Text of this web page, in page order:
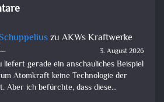
zu AKWs Kraftwerke
3. August 2026
liefert gerade ein anschauliches Beispiel
Atomkraft keine Technologie der
Aber ich befürchte, dass diese…